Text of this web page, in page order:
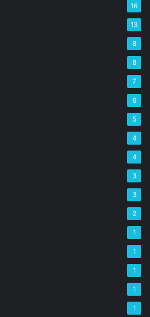
16
13
8
8
7
6
5
4
4
3
3
2
1
1
1
1
1